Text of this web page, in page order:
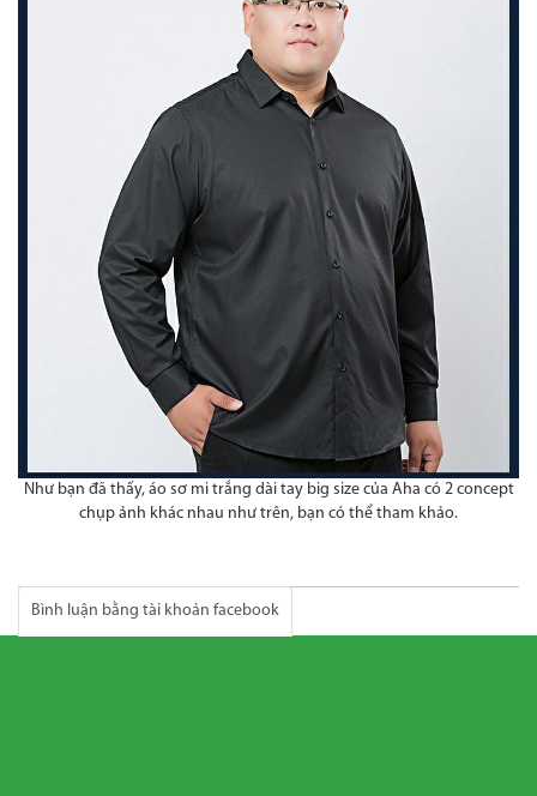
Như bạn đã thấy, áo sơ mi trắng dài tay big size của Aha có 2 concept
chụp ảnh khác nhau như trên, bạn có thể tham khảo.
Bình luận bằng tài khoản facebook